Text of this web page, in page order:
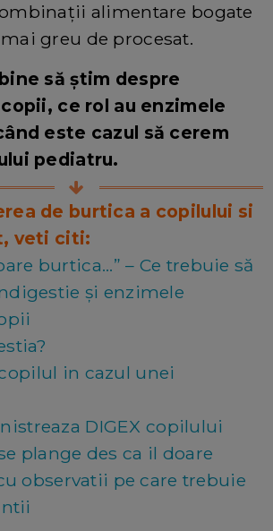
alimentare bogate
greu de procesat.
să știm despre
ce rol au enzimele
este cazul să cerem
pediatru.
de burtica a copilului si
veti citi:
burtica...” – Ce trebuie să
și enzimele
in cazul unei
DIGEX copilului
plange des ca il doare
observatii pe care trebuie